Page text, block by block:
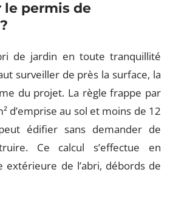
le permis de
de jardin en toute tranquillité
surveiller de près la surface, la
du projet. La règle frappe par
d’emprise au sol et moins de 12
édifier sans demander de
Ce calcul s’effectue en
extérieure de l’abri, débords de